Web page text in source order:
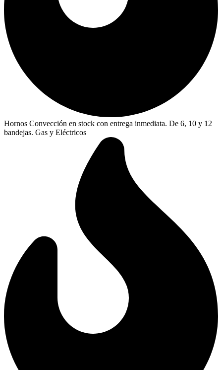
Hornos Convección en stock con entrega inmediata. De 6, 10 y 12
bandejas. Gas y Eléctricos